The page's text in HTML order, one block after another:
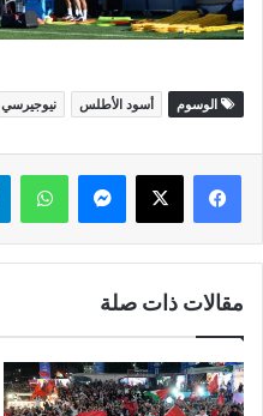
الوسوم أسود الأطلس نيوجيرسي
واتساب
مقالات ذات صلة